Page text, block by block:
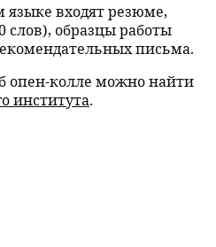
языке входят резюме,
слов), образцы работы
письма.
опен-колле можно найти
института.